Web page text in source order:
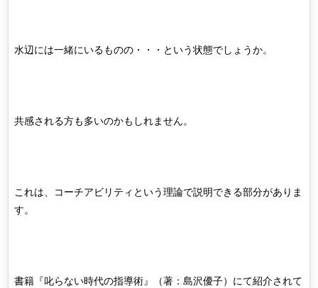
水辺には一緒にいるものの・・・という状態でしょうか。
共感される方も多いのかもしれません。
これは、コーチアビリティという理論で説明できる部分がありま
す。
書籍『叱らない時代の指導術』（著：島沢優子）にて紹介されて